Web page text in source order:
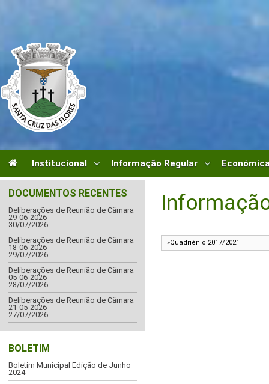
Institucional Informação Regular
DOCUMENTOS RECENTES
Deliberações de Reunião de Câmara
29-06-2026
30/07/2026
Deliberações de Reunião de Câmara
18-06-2026
29/07/2026
Deliberações de Reunião de Câmara
05-06-2026
28/07/2026
Deliberações de Reunião de Câmara
21-05-2026
27/07/2026
BOLETIM
Boletim Municipal Edição de Junho
2024